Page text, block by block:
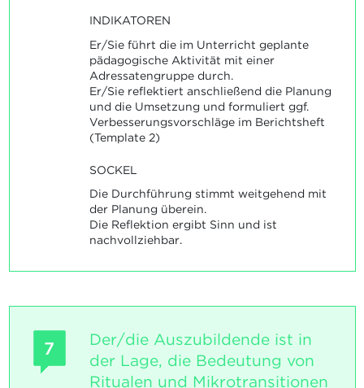
INDIKATOREN
Er/Sie führt die im Unterricht geplante
pädagogische Aktivität mit einer
Adressatengruppe durch.
Er/Sie reflektiert anschließend die Planung
und die Umsetzung und formuliert ggf.
Verbesserungsvorschläge im Berichtsheft
(Template 2)
SOCKEL
Die Durchführung stimmt weitgehend mit
der Planung überein.
Die Reflektion ergibt Sinn und ist
nachvollziehbar.
7
Der/die Auszubildende ist in
der Lage, die Bedeutung von
Ritualen und Mikrotransitionen